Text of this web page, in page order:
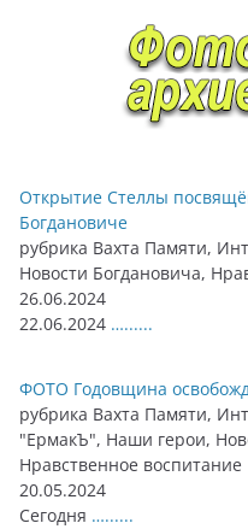
Открытие Стеллы
Богдановиче
рубрика Вахта Памяти,
Новости Богдановича,
26.06.2024
22.06.2024 …......
ФОТО Годовщина
рубрика Вахта Памяти,
"ЕрмакЪ", Наши герои,
Нравственное воспитание
20.05.2024
Сегодня …......